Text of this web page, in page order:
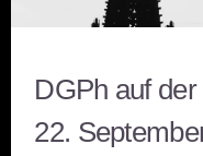
DGPh auf
22.